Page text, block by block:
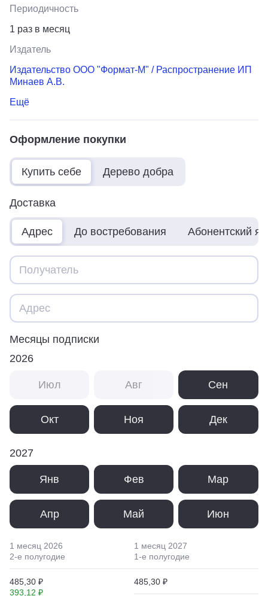
Периодичность
1 раз в месяц
Издатель
Издательство ООО "Формат-М" / Распространение ИП
Минаев А.В.
Ещё
Оформление покупки
Купить себе Дерево добра
Доставка
Адрес До востребования Абонентский
Месяцы подписки
2026
Июл Авг Сен
Окт Ноя Дек
2027
Янв Фев Мар
Апр Май Июн
1 месяц 2026
2-е полугодие
485,30 ₽
393,12 ₽
1 месяц 2027
1-е полугодие
485,30 ₽